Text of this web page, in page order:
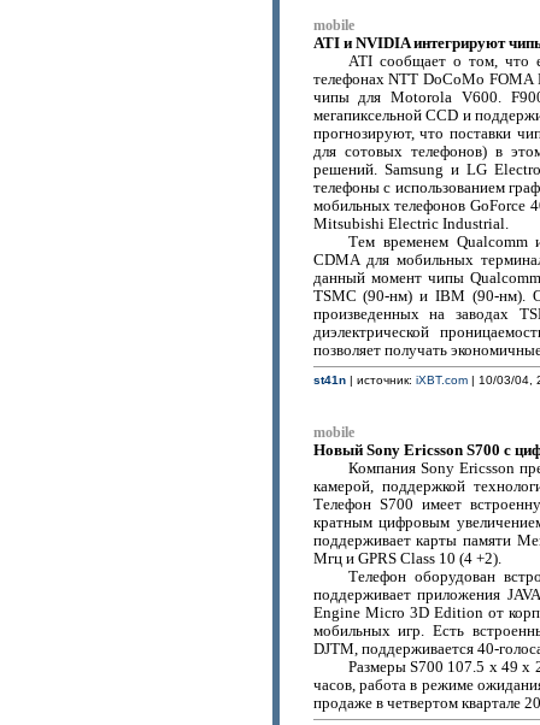
mobile
ATI и NVIDIA интегрируют
ATI сообщает о том, что
телефонах NTT DoCoMo FOMA
чипы для Motorola V600.
мегапиксельной CCD и
прогнозируют, что поставки
для сотовых телефонов) в
решений. Samsung и LG
телефоны с использованием
мобильных телефонов GoForce
Mitsubishi Electric Industrial.
Тем временем Qualcomm
CDMA для мобильных
данный момент чипы
TSMC (90-нм) и IBM (90-нм).
произведенных на заводах
диэлектрической
позволяет получать
st41n| источник: iXBT.com| 10/03/04,
mobile
Новый Sony Ericsson S700 с
Компания Sony Ericsson
камерой, поддержкой
Телефон S700 имеет
кратным цифровым
поддерживает карты памяти
Мгц и GPRS Class 10 (4 +2).
Телефон оборудован
поддерживает приложения
Engine Micro 3D Edition от
мобильных игр. Есть
DJTM, поддерживается 40-
Размеры S700 107.5 x 49 x
часов, работа в режиме
продаже в четвертом квартале